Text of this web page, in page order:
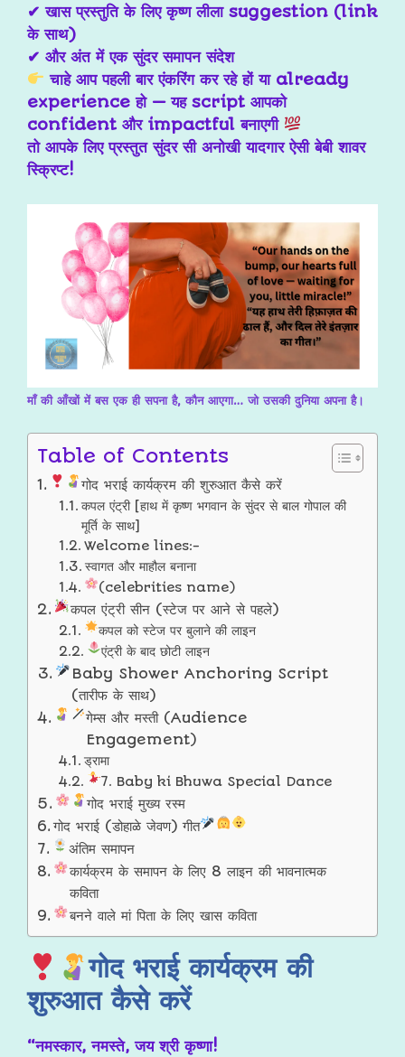
✔ खास प्रस्तुति के लिए कृष्ण लीला suggestion (link
के साथ)
✔ और अंत में एक सुंदर समापन संदेश
चाहे आप पहली बार एंकरिंग कर रहे हों या already
experience हो — यह script आपको
confident और impactful बनाएगी
तो आपके लिए प्रस्तुत सुंदर सी अनोखी यादगार ऐसी बेबी शावर
स्क्रिप्ट!
माँ की आँखों में बस एक ही सपना है, कौन आएगा… जो उसकी दुनिया अपना है।
Table of Contents
गोद भराई कार्यक्रम की शुरुआत कैसे करें
कपल एंट्री [हाथ में कृष्ण भगवान के सुंदर से बाल गोपाल की
मूर्ति के साथ]
Welcome lines:-
स्वागत और माहौल बनाना
(celebrities name)
कपल एंट्री सीन (स्टेज पर आने से पहले)
कपल को स्टेज पर बुलाने की लाइन
एंट्री के बाद छोटी लाइन
Baby Shower Anchoring Script
(तारीफ के साथ)
गेम्स और मस्ती (Audience
Engagement)
ड्रामा
7. Baby ki Bhuwa Special Dance
गोद भराई मुख्य रस्म
गोद भराई (डोहाळे जेवण) गीत
अंतिम समापन
कार्यक्रम के समापन के लिए 8 लाइन की भावनात्मक
कविता
बनने वाले मां पिता के लिए खास कविता
गोद भराई कार्यक्रम की
शुरुआत कैसे करें
“नमस्कार, नमस्ते, जय श्री कृष्णा!